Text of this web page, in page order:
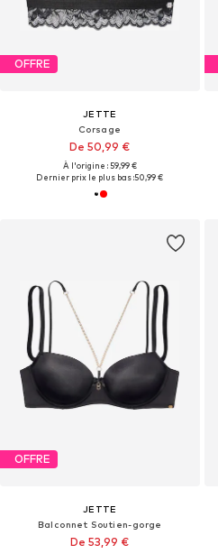
OFFRE
JETTE
Corsage
De 50,99 €
À l'origine : 59,99 €
Dernier prix le plus bas :50,99 €
OFFRE
JETTE
Balconnet Soutien-gorge
De 53,99 €